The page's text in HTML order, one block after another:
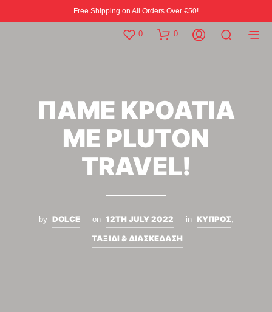
Free Shipping on All Orders Over €50!
0 0
ΠΑΜΕ ΚΡΟΑΤΙΑ
ΜΕ PLUTON
TRAVEL!
by DOLCE on 12TH JULY 2022 in ΚΥΠΡΟΣ,
ΤΑΞΙΔΙ & ΔΙΑΣΚΕΔΑΣΗ